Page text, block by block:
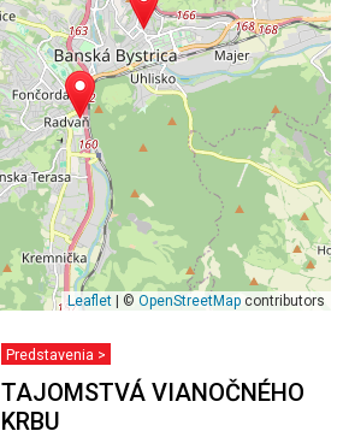
Leaflet | © OpenStreetMap contributors
Predstavenia >
TAJOMSTVÁ VIANOČNÉHO
KRBU